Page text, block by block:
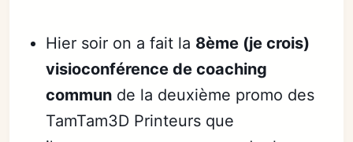
Hier soir on a fait la 8ème (je crois)
visioconférence de coaching
commun de la deuxième promo des
TamTam3D Printeurs que